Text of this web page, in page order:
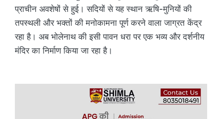
प्राचीन अवशेषों से हुई। सदियों से यह स्थान ऋषि-मुनियों की
तपस्थली और भक्तों की मनोकामना पूर्ण करने वाला जाग्रत केंद्र
रहा है। अब भोलेनाथ की इसी पावन धरा पर एक भव्य और दर्शनीय
मंदिर का निर्माण किया जा रहा है।